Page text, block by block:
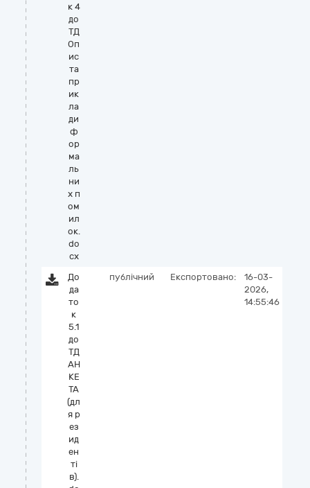
к 4
до
ТД
Оп
ис
та
пр
ик
ла
ди
ф
ор
ма
ль
ни
х п
ом
ил
ок.
do
cx
До
да
то
к
5.1
до
ТД
АН
КЕ
ТА
(дл
я р
ез
ид
ен
ті
в).
публічний Експортовано:
16-03-
2026,
14:55:46